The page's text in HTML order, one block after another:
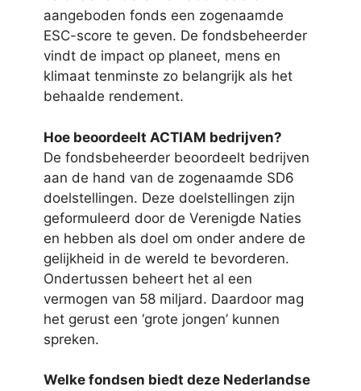
aangeboden fonds een zogenaamde
ESC-score te geven. De fondsbeheerder
vindt de impact op planeet, mens en
klimaat tenminste zo belangrijk als het
behaalde rendement.
Hoe beoordeelt ACTIAM bedrijven?
De fondsbeheerder beoordeelt bedrijven
aan de hand van de zogenaamde SD6
doelstellingen. Deze doelstellingen zijn
geformuleerd door de Verenigde Naties
en hebben als doel om onder andere de
gelijkheid in de wereld te bevorderen.
Ondertussen beheert het al een
vermogen van 58 miljard. Daardoor mag
het gerust een ‘grote jongen’ kunnen
spreken.
Welke fondsen biedt deze Nederlandse